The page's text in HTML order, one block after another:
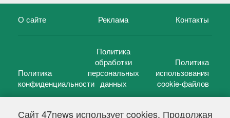
Сайт 47news использует cookies. Продолжая
О сайте Реклама Контакты
Политика
конфиденциальности
Политика
обработки
персональных
данных
Политика
использования
cookie-файлов